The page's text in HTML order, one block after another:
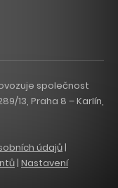
společnost
13, Praha 8 – Karlín,
údajů|
| Nastavení